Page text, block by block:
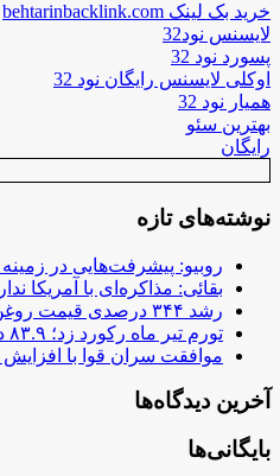
خرید بک لینک behtarinbacklink.com
لایسنس نود32
پسورد نود 32
اوکلی لایسنس رایگان نود 32
همیار نود 32
بهترین سئو
رایگان
نوشته‌های تازه
روبیو: پیشرفت‌هایی در
بقائی: مذاکره‌ای با آمریکا
رشد ۳۴۴ درصدی قیمت روغن/ لبنیات چقدر گران شد؟
تورم تیر ماه رکورد زد؛ ۸۳.۹ درصد
موافقت سران قوا با
آخرین دیدگاه‌ها
بایگانی‌ها